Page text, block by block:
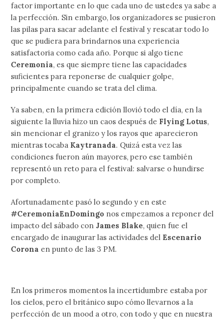
factor importante en lo que cada uno de ustedes ya sabe a
la perfección. Sin embargo, los organizadores se pusieron
las pilas para sacar adelante el festival y rescatar todo lo
que se pudiera para brindarnos una experiencia
satisfactoria como cada año. Porque si algo tiene
Ceremonia, es que siempre tiene las capacidades
suficientes para reponerse de cualquier golpe,
principalmente cuando se trata del clima.
Ya saben, en la primera edición llovió todo el día, en la
siguiente la lluvia hizo un caos después de Flying Lotus,
sin mencionar el granizo y los rayos que aparecieron
mientras tocaba Kaytranada. Quizá esta vez las
condiciones fueron aún mayores, pero ese también
representó un reto para el festival: salvarse o hundirse
por completo.
Afortunadamente pasó lo segundo y en este
#CeremoniaEnDomingo nos empezamos a reponer del
impacto del sábado con James Blake, quien fue el
encargado de inaugurar las actividades del Escenario
Corona en punto de las 3 PM.
En los primeros momentos la incertidumbre estaba por
los cielos, pero el británico supo cómo llevarnos a la
perfección de un mood a otro, con todo y que en nuestra